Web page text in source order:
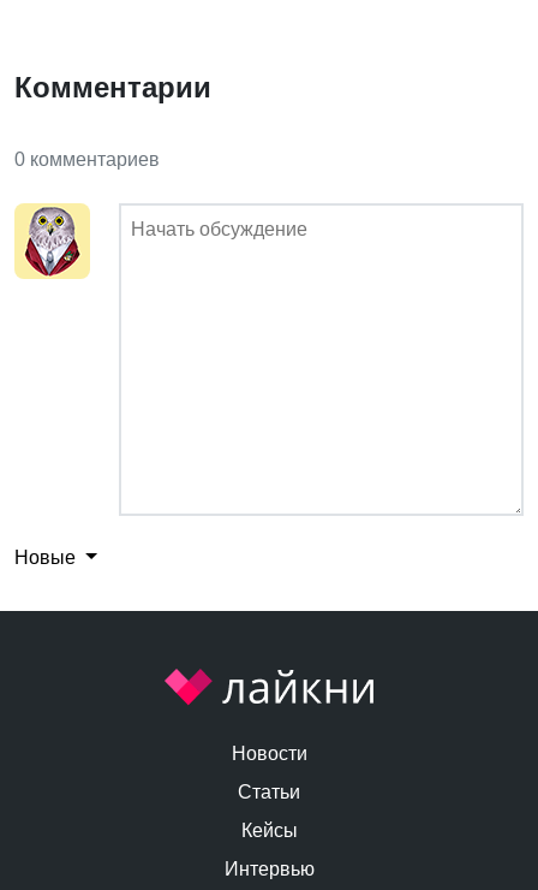
Комментарии
0 комментариев
Новые
Новости
Статьи
Кейсы
Интервью